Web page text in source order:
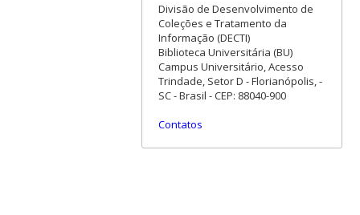
Divisão de Desenvolvimento de
Coleções e Tratamento da
Informação (DECTI)
Biblioteca Universitária (BU)
Campus Universitário, Acesso
Trindade, Setor D - Florianópolis, -
SC - Brasil - CEP: 88040-900
Contatos